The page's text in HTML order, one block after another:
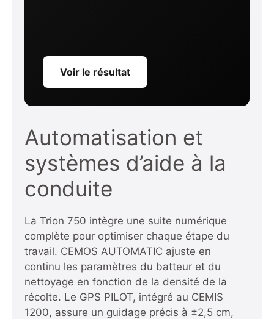
Voir le résultat
Automatisation et
systèmes d’aide à la
conduite
La Trion 750 intègre une suite numérique
complète pour optimiser chaque étape du
travail. CEMOS AUTOMATIC ajuste en
continu les paramètres du batteur et du
nettoyage en fonction de la densité de la
récolte. Le GPS PILOT, intégré au CEMIS
1200, assure un guidage précis à ±2,5 cm,